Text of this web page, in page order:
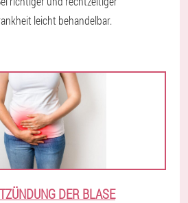
leicht behandelbar.
DER BLASE